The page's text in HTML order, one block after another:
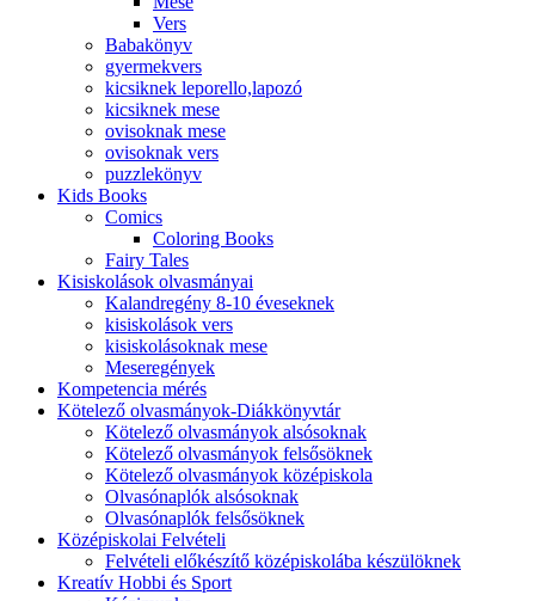
Vers
Babakönyv
gyermekvers
kicsiknek leporello,lapozó
kicsiknek mese
ovisoknak mese
ovisoknak vers
puzzlekönyv
Kids Books
Comics
Coloring Books
Fairy Tales
Kisiskolások olvasmányai
Kalandregény 8-10 éveseknek
kisiskolások vers
kisiskolásoknak mese
Meseregények
Kompetencia mérés
Kötelező olvasmányok-Diákkönyvtár
Kötelező olvasmányok alsósoknak
Kötelező olvasmányok felsősöknek
Kötelező olvasmányok középiskola
Olvasónaplók alsósoknak
Olvasónaplók felsősöknek
Középiskolai Felvételi
Felvételi előkészítő középiskolába készülöknek
Kreatív Hobbi és Sport